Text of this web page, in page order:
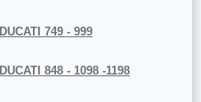
DUCATI 749 - 999
DUCATI 848 - 1098 -1198